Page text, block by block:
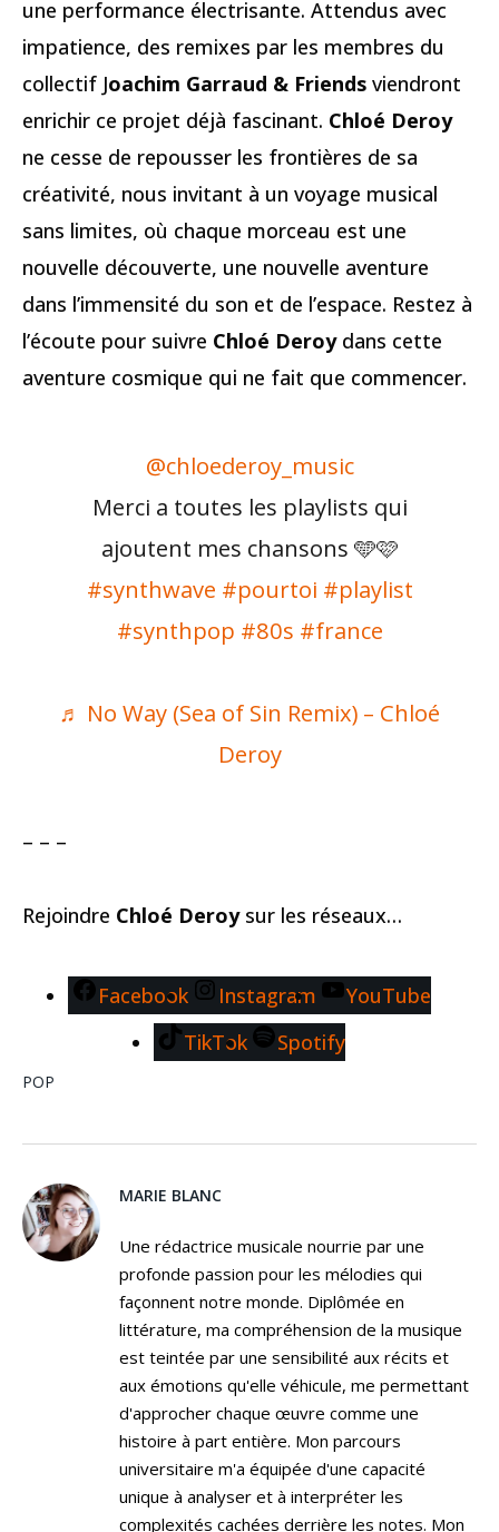
une performance électrisante. Attendus avec
impatience, des remixes par les membres du
collectif Joachim Garraud & Friends viendront
enrichir ce projet déjà fascinant. Chloé Deroy
ne cesse de repousser les frontières de sa
créativité, nous invitant à un voyage musical
sans limites, où chaque morceau est une
nouvelle découverte, une nouvelle aventure
dans l’immensité du son et de l’espace. Restez à
l’écoute pour suivre Chloé Deroydans cette
aventure cosmique qui ne fait que commencer.
@chloederoy_music
Merci a toutes les playlists qui
ajoutent mes chansons 🩵🩷
#synthwave #pourtoi #playlist
#synthpop #80s #france
♬ No Way (Sea of Sin Remix) – Chloé
Deroy
– – –
Rejoindre Chloé Deroysur les réseaux…
Facebook Instagram
YouTube
TikTok
Spotify
POP
MARIE BLANC
Une rédactrice musicale nourrie par une
profonde passion pour les mélodies qui
façonnent notre monde. Diplômée en
littérature, ma compréhension de la musique
est teintée par une sensibilité aux récits et
aux émotions qu'elle véhicule, me permettant
d'approcher chaque œuvre comme une
histoire à part entière. Mon parcours
universitaire m'a équipée d'une capacité
unique à analyser et à interpréter les
complexités cachées derrière les notes. Mon